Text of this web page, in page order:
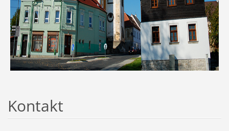
Kontakt